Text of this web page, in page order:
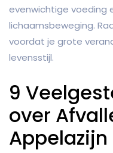
evenwichtige voeding
lichaamsbeweging.
voordat je grote
levensstijl.
9
over
Appelazijn